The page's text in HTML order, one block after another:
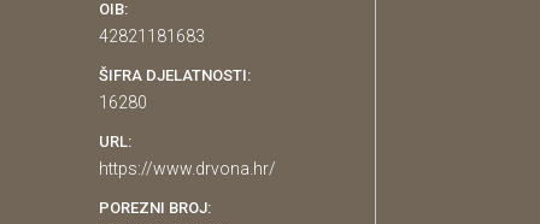
OIB:
42821181683
ŠIFRA DJELATNOSTI:
16280
URL:
https://www.drvona.hr/
POREZNI BROJ: